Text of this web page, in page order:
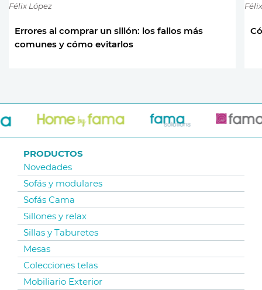
Félix López
Errores al comprar un sillón: los fallos más
comunes y cómo evitarlos
PRODUCTOS
Novedades
Sofás y modulares
Sofás Cama
Sillones y relax
Sillas y Taburetes
Mesas
Colecciones telas
Mobiliario Exterior